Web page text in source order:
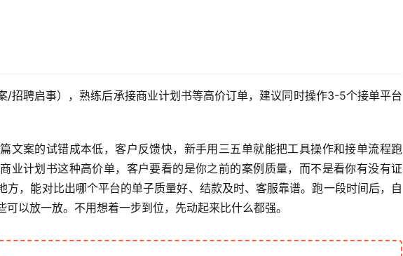
/招聘启事），熟练后承接商业计划书等高价订单，建议同时操作3-5个接单平台
文案的试错成本低，客户反馈快，新手用三五单就能把工具操作和接单流程跑
业计划书这种高价单，客户要看的是你之前的案例质量，而不是看你有没有证
方，能对比出哪个平台的单子质量好、结款及时、客服靠谱。跑一段时间后，自
以放一放。不用想着一步到位，先动起来比什么都强。